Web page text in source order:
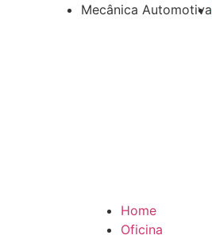
Mecânica Automotiva
Home
Oficina